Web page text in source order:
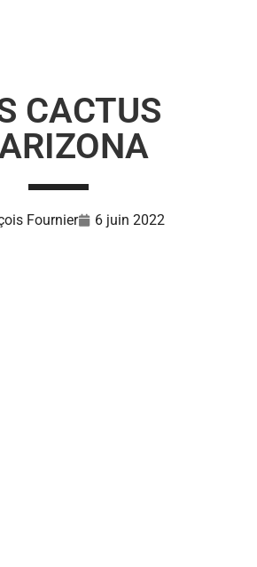
CACTUS
Fournier 6 juin 2022